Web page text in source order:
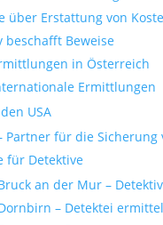
über Erstattung von
beschafft Beweise
in Österreich
Ermittlungen
USA
Partner für die Sicherung
für Detektive
an der Mur –
– Detektei